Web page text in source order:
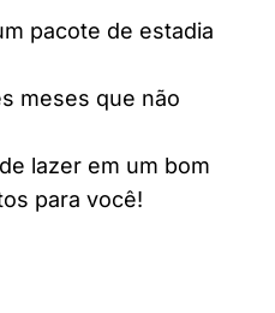
pacote de estadia
meses que não
lazer em um bom
para você!